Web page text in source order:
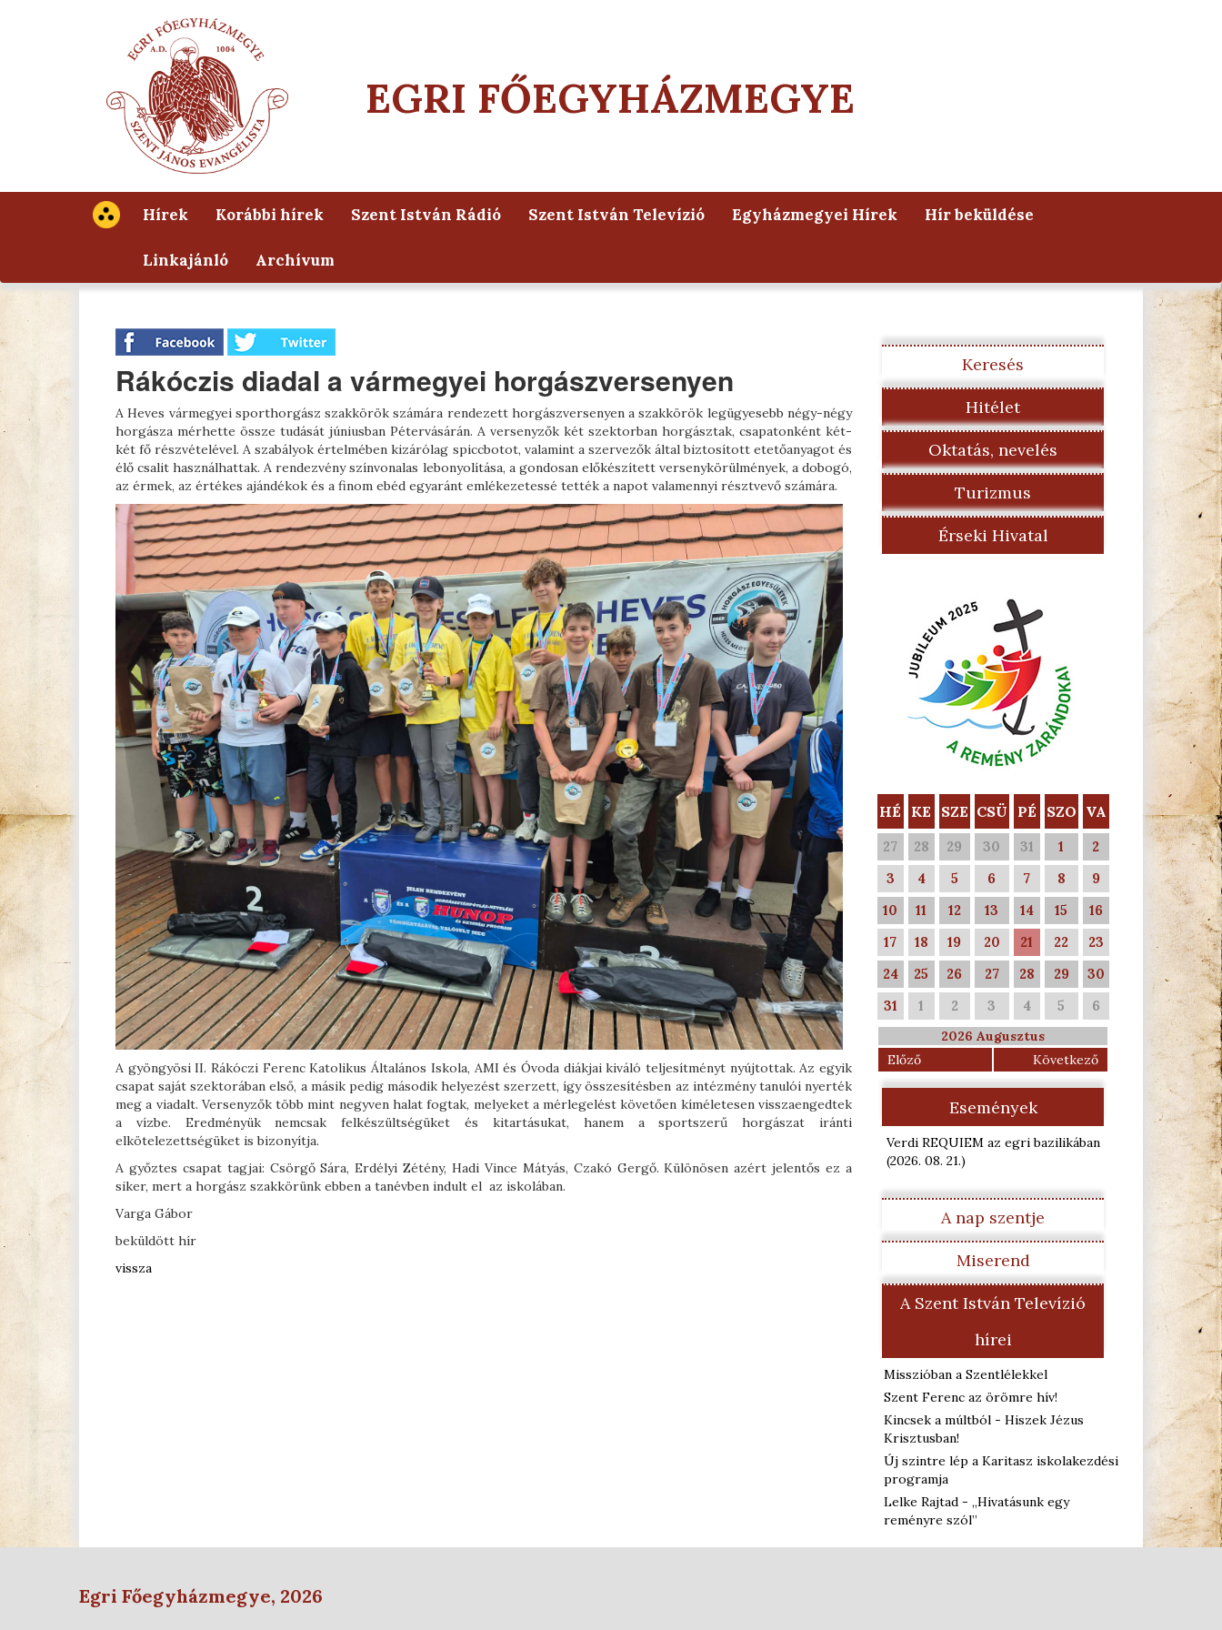
EGRI FŐEGYHÁZMEGYE
Hírek Korábbi hírek Szent István Rádió Szent István Televízió Egyházmegyei Hírek Hír beküldése
Linkajánló Archívum
Rákóczis diadal a vármegyei horgászversenyen
A Heves vármegyei sporthorgász szakkörök számára rendezett horgászversenyen a szakkörök legügyesebb négy-négy
horgásza mérhette össze tudását júniusban Pétervásárán. A versenyzők két szektorban horgásztak, csapatonként két-
két fő részvételével. A szabályok értelmében kizárólag spiccbotot, valamint a szervezők által biztosított etetőanyagot és
élő csalit használhattak. A rendezvény színvonalas lebonyolítása, a gondosan előkészített versenykörülmények, a dobogó,
az érmek, az értékes ajándékok és a finom ebéd egyaránt emlékezetessé tették a napot valamennyi résztvevő számára.
A gyöngyösi II. Rákóczi Ferenc Katolikus Általános Iskola, AMI és Óvoda diákjai kiváló teljesítményt nyújtottak. Az egyik
csapat saját szektorában első, a másik pedig második helyezést szerzett, így összesítésben az intézmény tanulói nyerték
meg a viadalt. Versenyzők több mint negyven halat fogtak, melyeket a mérlegelést követően kíméletesen visszaengedtek
a vízbe. Eredményük nemcsak felkészültségüket és kitartásukat, hanem a sportszerű horgászat iránti
elkötelezettségüket is bizonyítja.
A győztes csapat tagjai: Csörgő Sára, Erdélyi Zétény, Hadi Vince Mátyás, Czakó Gergő. Különösen azért jelentős ez a
siker, mert a horgász szakkörünk ebben a tanévben indult el az iskolában.
Varga Gábor
beküldött hír
vissza
Keresés
Hitélet
Oktatás, nevelés
Turizmus
Érseki Hivatal
HÉ KE SZE CSÜ PÉ SZO VA
27 28 29 30 31 1
2
3
4 5 6 7 8
9
10
11 12 13 14 15
16
17
18 19 20 21 22
23
24
25 26 27 28 29
30
31
1 2 3 4 5 6
2026 Augusztus
Előző
Következő
Események
Verdi REQUIEM az egri bazilikában
(2026. 08. 21.)
A nap szentje
Miserend
A Szent István Televízió
hírei
Misszióban a Szentlélekkel
Szent Ferenc az örömre hív!
Kincsek a múltból - Hiszek Jézus
Krisztusban!
Új szintre lép a Karitasz iskolakezdési
programja
Lelke Rajtad - „Hivatásunk egy
reményre szól”
Egri Főegyházmegye, 2026